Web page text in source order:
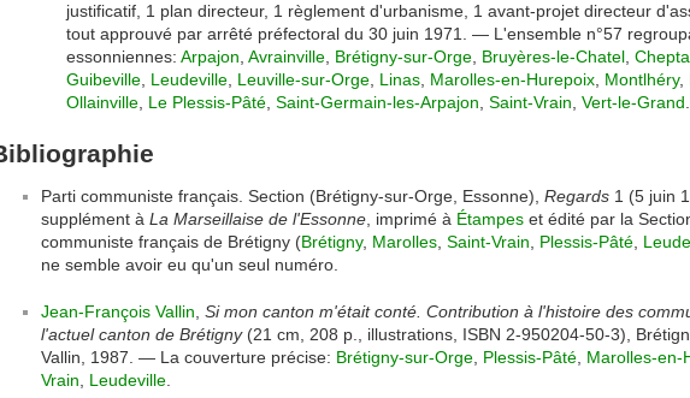
justificatif, 1 plan directeur, 1 règlement d'urbanisme, 1 avant-projet directeur
tout approuvé par arrêté préfectoral du 30 juin 1971. — L'ensemble n°57
essonniennes: Arpajon, Avrainville, Brétigny-sur-Orge, Bruyères-le-Chatel,
Guibeville, Leudeville, Leuville-sur-Orge, Linas, Marolles-en-Hurepoix, Montlhéry,
Ollainville, Le Plessis-Pâté, Saint-Germain-les-Arpajon, Saint-Vrain, Vert-le-Grand.
Parti communiste français. Section (Brétigny-sur-Orge, Essonne), Regards 1 (5 juin
supplément à La Marseillaise de l'Essonne , imprimé à Étampes et édité par la
communiste français de Brétigny (Brétigny, Marolles Saint-Vrain Plessis-Pâté
ne semble avoir eu qu'un seul numéro.
Jean-François Vallin Si mon canton m'était conté. Contribution à l'histoire des
l'actuel canton de Brétigny(21 cm, 208 p., illustrations, ISBN 2-950204-50-3),
Vallin, 1987. — La couverture précise: Brétigny-sur-Orge Plessis-Pâté Marolles-en-
Vrain
Leudeville